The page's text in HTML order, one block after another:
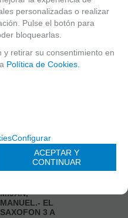
MIJAN,
MANUEL.- EL
SAXOFON 3 A
personalizadas o realizar
Pulse el botón para
bloquearlas.
y retirar su consentimiento en
Política de Cookies.
Configurar
ACEPTAR Y
CONTINUAR